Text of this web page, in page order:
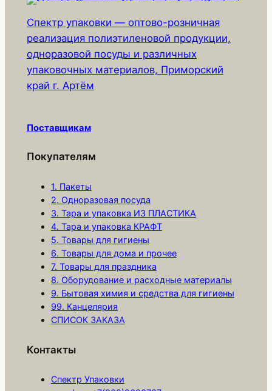
с
т
в
о
т
о
р
а
3
Спектр упаковки — оптово-розничная
реализация полиэтиленовой продукции,
одноразовой посуды и различных
упаковочных материалов, Приморский
край г. Артём
Поставщикам
Покупателям
1. Пакеты
2. Одноразовая посуда
3. Тара и упаковка ИЗ ПЛАСТИКА
4. Тара и упаковка КРАФТ
5. Товары для гигиены
6. Товары для дома и прочее
7. Товары для праздника
8. Оборудование и расходные материалы
9. Бытовая химия и средства для гигиены
99. Канцелярия
СПИСОК ЗАКАЗА
Контакты
Спектр Упаковки